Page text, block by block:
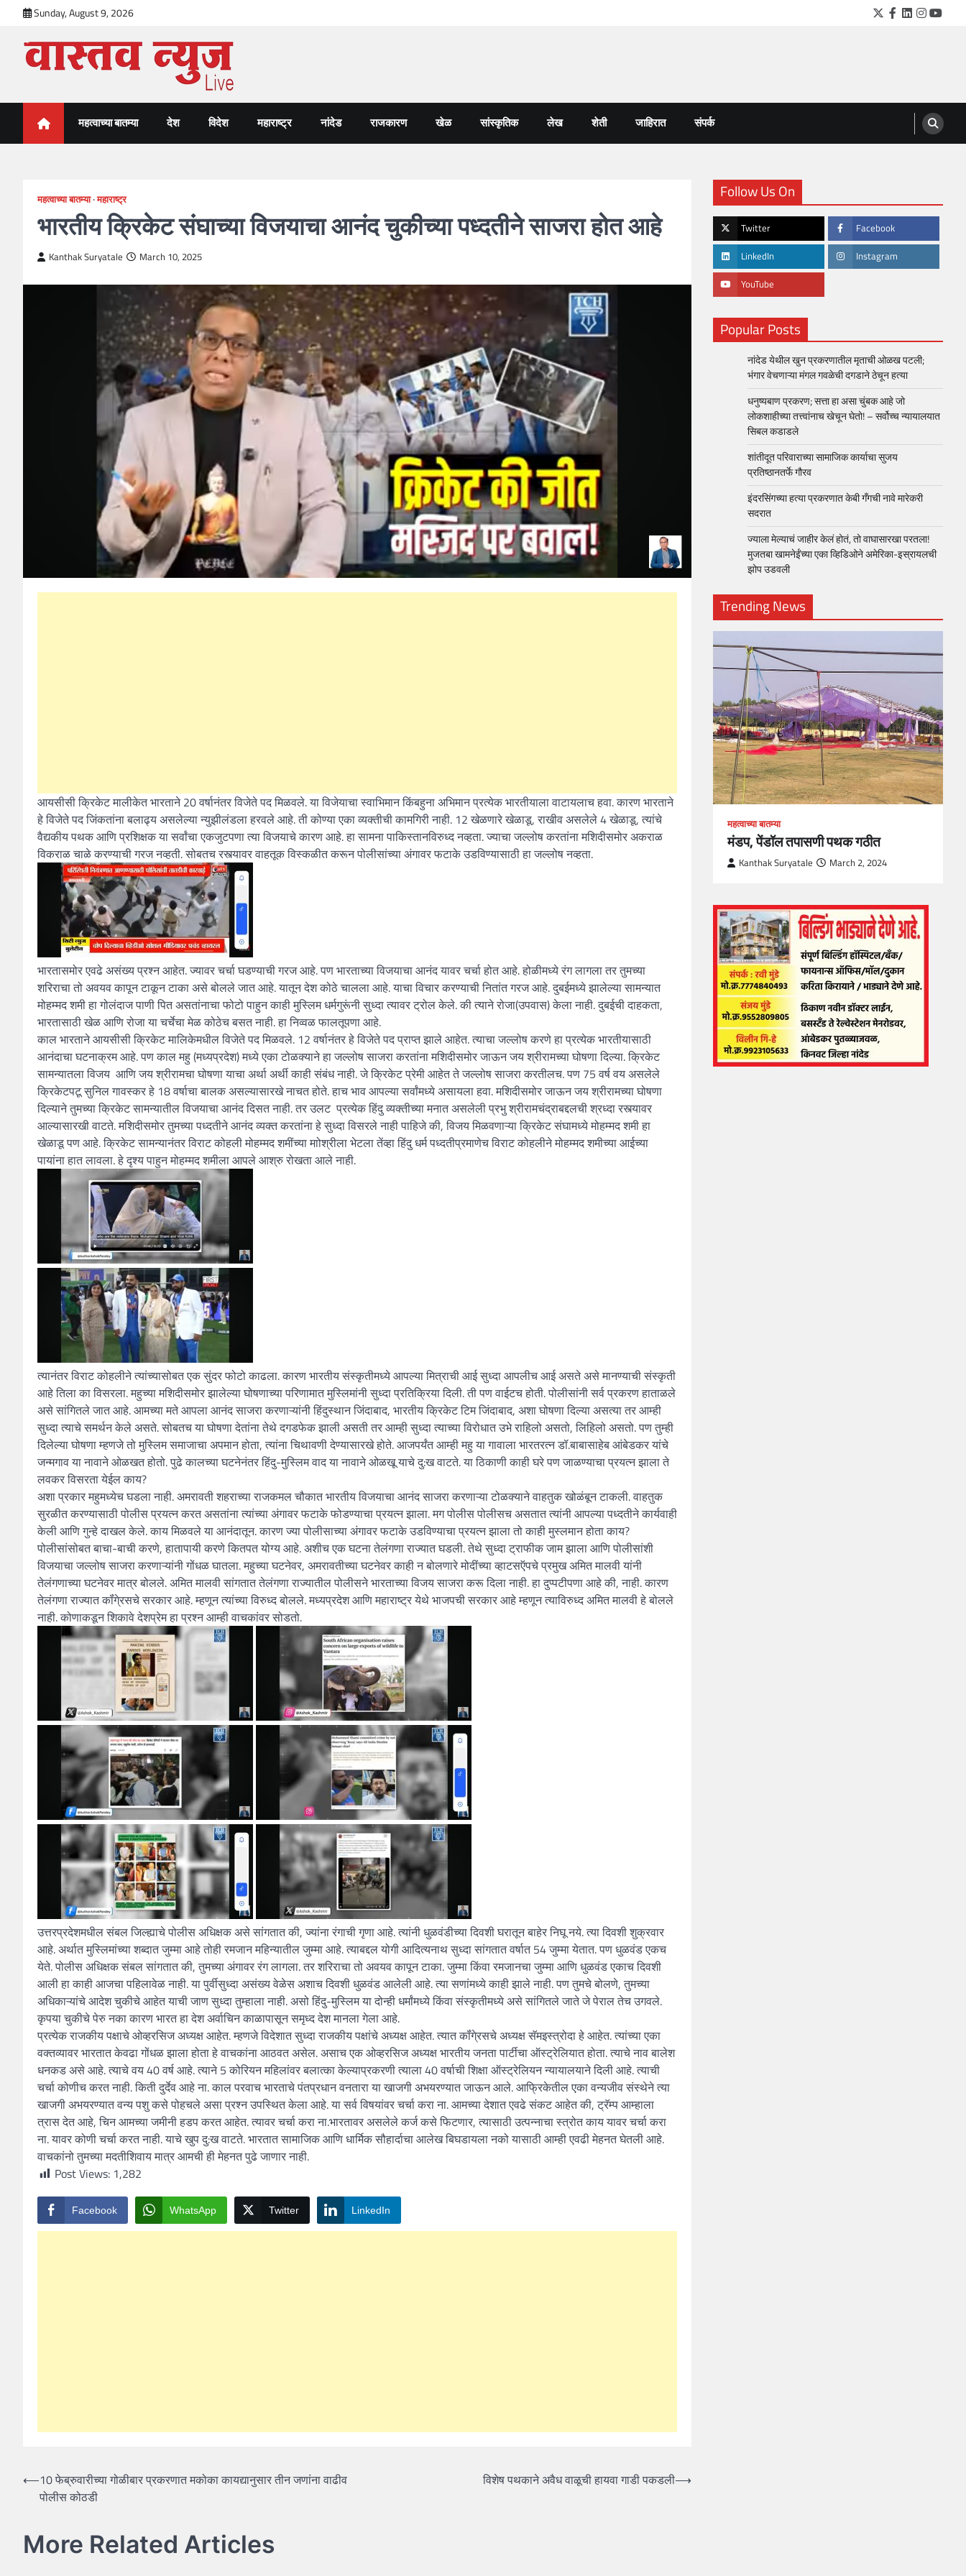
content
Sunday, August 9, 2026 Twitter
Facebook
LinkedIn
VastavNEWSLive.com
महत्वाच्या बातम्या देश विदेश महाराष्ट्र नांदेड राजकारण खेळ सांस्कृतिक लेख शेती जाहिरात संपर्क
महत्वाच्या बातम्या महाराष्ट्र
भारतीय क्रिकेट संघाच्या विजयाचा आनंद चुकीच्या पध्दतीने साजरा होत आहे
Kanthak Suryatale March 10, 2025
आयसीसी क्रिकेट मालीकेत भारताने 20 वर्षानंतर विजेते पद मिळवले. या विजेयाचा स्वाभिमान किंबहुना अभिमान प्रत्येक भारतीयाला वाटायलाच हवा. कारण भारताने
हे विजेते पद जिंकतांना बलाढ्य असलेल्या न्युझीलंडला हरवले आहे. ती कोण्या एका व्यक्तीची कामगिरी नाही. 12 खेळणारे खेळाडू, राखीव असलेले 4 खेळाडू, त्यांचे
वैद्यकीय पथक आणि प्रशिक्षक या सर्वांचा एकजुटपणा त्या विजयाचे कारण आहे. हा सामना पाकिस्तानविरुध्द नव्हता. ज्याचा जल्लोष करतांना मशिदीसमोर अकराळ
विकराळ चाळे करण्याची गरज नव्हती. सोबतच रस्त्यावर वाहतूक विस्कळीत करून पोलीसांच्या अंगावर फटाके उडविण्यासाठी हा जल्लोष नव्हता.
भारतासमोर एवढे असंख्य प्रश्न आहेत. ज्यावर चर्चा घडण्याची गरज आहे. पण भारताच्या विजयाचा आनंद यावर चर्चा होत आहे. होळीमध्ये रंग लागला तर तुमच्या
शरिराचा तो अवयव कापून टाकून टाका असे बोलले जात आहे. यातून देश कोठे चालला आहे. याचा विचार करण्याची नितांत गरज आहे. दुबईमध्ये झालेल्या सामन्यात
मोहम्मद शमी हा गोलंदाज पाणी पित असतांनाचा फोटो पाहुन काही मुस्लिम धर्मगुरूंनी सुध्दा त्यावर ट्रोल केले. की त्याने रोजा(उपवास) केला नाही. दुबईची दाहकता,
भारतासाठी खेळ आणि रोजा या चर्चेचा मेळ कोठेच बसत नाही. हा निव्वळ फालतूपणा आहे.
काल भारताने आयसीसी क्रिकेट मालिकेमधील विजेते पद मिळवले. 12 वर्षानंतर हे विजेते पद प्राप्त झाले आहेत. त्याचा जल्लोष करणे हा प्रत्येक भारतीयासाठी
आनंदाचा घटनाक्रम आहे. पण काल महु (मध्यप्रदेश) मध्ये एका टोळक्याने हा जल्लोष साजरा करतांना मशिदीसमोर जाऊन जय श्रीरामच्या घोषणा दिल्या. क्रिकेट
सामन्यातला विजय आणि जय श्रीरामचा घोषणा याचा अर्था अर्थी काही संबंध नाही. जे क्रिकेट प्रेमी आहेत ते जल्लोष साजरा करतीलच. पण 75 वर्ष वय असलेले
क्रिकेटपटू सुनिल गावस्कर हे 18 वर्षाचा बालक असल्यासारखे नाचत होते. हाच भाव आपल्या सर्वांमध्ये असायला हवा. मशिदीसमोर जाऊन जय श्रीरामच्या घोषणा
दिल्याने तुमच्या क्रिकेट सामन्यातील विजयाचा आनंद दिसत नाही. तर उलट प्रत्येक हिंदु व्यक्तीच्या मनात असलेली प्रभु श्रीरामचंद्राबद्दलची श्रध्दा रस्त्यावर
आल्यासारखी वाटते. मशिदीसमोर तुमच्या पध्दतीने आनंद व्यक्त करतांना हे सुध्दा विसरले नाही पाहिजे की, विजय मिळवणाऱ्या क्रिकेट संघामध्ये मोहम्मद शमी हा
खेळाडू पण आहे. क्रिकेट सामन्यानंतर विराट कोहली मोहम्मद शमींच्या माोश्रीला भेटला तेंव्हा हिंदु धर्म पध्दतीप्रमाणेच विराट कोहलीने मोहम्मद शमीच्या आईच्या
पायांना हात लावला. हे दृश्य पाहुन मोहम्मद शमीला आपले आश्रु रोखता आले नाही.
त्यानंतर विराट कोहलीने त्यांच्यासोबत एक सुंदर फोटो काढला. कारण भारतीय संस्कृतीमध्ये आपल्या मित्राची आई सुध्दा आपलीच आई असते असे मानण्याची संस्कृती
आहे तिला का विसरला. महुच्या मशिदीसमोर झालेल्या घोषणाच्या परिणामात मुस्लिमांनी सुध्दा प्रतिक्रिया दिली. ती पण वाईटच होती. पोलीसांनी सर्व प्रकरण हाताळले
असे सांगितले जात आहे. आमच्या मते आपला आनंद साजरा करणाऱ्यांनी हिंदुस्थान जिंदाबाद, भारतीय क्रिकेट टिम जिंदाबाद, अशा घोषणा दिल्या असत्या तर आम्ही
सुध्दा त्याचे समर्थन केले असते. सोबतच या घोषणा देतांना तेथे दगडफेक झाली असती तर आम्ही सुध्दा त्याच्या विरोधात उभे राहिलो असतो, लिहिलो असतो. पण तुम्ही
दिलेल्या घोषणा म्हणजे तो मुस्लिम समाजाचा अपमान होता, त्यांना चिथावणी देण्यासारखे होते. आजपर्यंत आम्ही महु या गावाला भारतरत्न डॉ.बाबासाहेब आंबेडकर यांचे
जन्मगाव या नावाने ओळखत होतो. पुढे कालच्या घटनेनंतर हिंदु-मुस्लिम वाद या नावाने ओळखू याचे दु:ख वाटते. या ठिकाणी काही घरे पण जाळण्याचा प्रयत्न झाला ते
लवकर विसरता येईल काय?
अशा प्रकार महुमध्येच घडला नाही. अमरावती शहराच्या राजकमल चौकात भारतीय विजयाचा आनंद साजरा करणाऱ्या टोळक्याने वाहतुक खोळंबून टाकली. वाहतुक
सुरळीत करण्यासाठी पोलीस प्रयत्न करत असतांना त्यांच्या अंगावर फटाके फोडण्याचा प्रयत्न झाला. मग पोलीस पोलीसच असतात त्यांनी आपल्या पध्दतीने कार्यवाही
केली आणि गुन्हे दाखल केले. काय मिळवले या आनंदातून. कारण ज्या पोलीसाच्या अंगावर फटाके उडविण्याचा प्रयत्न झाला तो काही मुस्लमान होता काय?
पोलीसांसोबत बाचा-बाची करणे, हातापायी करणे कितपत योग्य आहे. अशीच एक घटना तेलंगणा राज्यात घडली. तेथे सुध्दा ट्राफीक जाम झाला आणि पोलीसांशी
विजयाचा जल्लोष साजरा करणाऱ्यांनी गोंधळ घातला. महुच्या घटनेवर, अमरावतीच्या घटनेवर काही न बोलणारे मोदींच्या व्हाटसऍपचे प्रमुख अमित मालवी यांनी
तेलंगणाच्या घटनेवर मात्र बोलले. अमित मालवी सांगतात तेलंगणा राज्यातील पोलीसने भारताच्या विजय साजरा करू दिला नाही. हा दुप्पटीपणा आहे की, नाही. कारण
तेलंगणा राज्यात कॉंगे्रसचे सरकार आहे. म्हणून त्यांच्या विरुध्द बोलले. मध्यप्रदेश आणि महाराष्ट्र येथे भाजपची सरकार आहे म्हणून त्याविरुध्द अमित मालवी हे बोलले
नाही. कोणाकडून शिकावे देशप्रेम हा प्रश्न आम्ही वाचकांवर सोडतो.
उत्तरप्रदेशमधील संबल जिल्ह्याचे पोलीस अधिक्षक असे सांगतात की, ज्यांना रंगाची गृणा आहे. त्यांनी धुळवंडीच्या दिवशी घरातून बाहेर निघू नये. त्या दिवशी शुक्रवार
आहे. अर्थात मुस्लिमांच्या शब्दात जुम्मा आहे तोही रमजान महिन्यातील जुम्मा आहे. त्याबद्दल योगी आदित्यनाथ सुध्दा सांगतात वर्षात 54 जुम्मा येतात. पण धुळवंड एकच
येते. पोलीस अधिक्षक संबल सांगतात की, तुमच्या अंगावर रंग लागला. तर शरिराचा तो अवयव कापून टाका. जुम्मा किंवा रमजानचा जुम्मा आणि धुळवंड एकाच दिवशी
आली हा काही आजचा पहिलावेळ नाही. या पुर्वीसुध्दा असंख्य वेळेस अशाच दिवशी धुळवंड आलेली आहे. त्या सणांमध्ये काही झाले नाही. पण तुमचे बोलणे, तुमच्या
अधिकाऱ्यांचे आदेश चुकीचे आहेत याची जाण सुध्दा तुम्हाला नाही. असो हिंदु-मुस्लिम या दोन्ही धर्मांमध्ये किंवा संस्कृतीमध्ये असे सांगितले जाते जे पेराल तेच उगवले.
कृपया चुकीचे पेरु नका कारण भारत हा देश अर्वाचिन काळापासून समृध्द देश मानला गेला आहे.
प्रत्येक राजकीय पक्षाचे ओव्हरसिज अध्यक्ष आहेत. म्हणजे विदेशात सुध्दा राजकीय पक्षांचे अध्यक्ष आहेत. त्यात कॉंगे्रसचे अध्यक्ष सॅमइस्त्रोदा हे आहेत. त्यांच्या एका
वक्तव्यावर भारतात केवढा गोंधळ झाला होता हे वाचकांना आठवत असेल. असाच एक ओव्हरसिज अध्यक्ष भारतीय जनता पार्टीचा ऑस्ट्रेलियात होता. त्याचे नाव बालेश
धनकड असे आहे. त्याचे वय 40 वर्ष आहे. त्याने 5 कोरियन महिलांवर बलात्का केल्याप्रकरणी त्याला 40 वर्षाची शिक्षा ऑस्ट्रेलियन न्यायालयाने दिली आहे. त्याची
चर्चा कोणीच करत नाही. किती दुर्देव आहे ना. काल परवाच भारताचे पंतप्रधान वनतारा या खाजगी अभयरण्यात जाऊन आले. आफ्रिकेतील एका वन्यजीव संस्थेने त्या
खाजगी अभयरण्यात वन्य पशु कसे पोहचले असा प्रश्न उपस्थित केला आहे. या सर्व विषयांवर चर्चा करा ना. आमच्या देशात एवढे संकट आहेत की, ट्रॅम्प आम्हाला
त्रास देत आहे, चिन आमच्या जमीनी हडप करत आहेत. त्यावर चर्चा करा ना.भारतावर असलेले कर्ज कसे फिटणार, त्यासाठी उत्पन्नाचा स्त्रोत काय यावर चर्चा करा
ना. यावर कोणी चर्चा करत नाही. याचे खुप दु:ख वाटते. भारतात सामाजिक आणि धार्मिक सौहार्दाचा आलेख बिघडायला नको यासाठी आम्ही एवढी मेहनत घेतली आहे.
वाचकांनो तुमच्या मदतीशिवाय मात्र आमची ही मेहनत पुढे जाणार नाही.
Post Views: 1,282
Facebook WhatsApp Twitter LinkedIn
Post
navigation
⟵10 फेब्रुवारीच्या गोळीबार प्रकरणात मकोका कायद्यानुसार तीन जणांना वाढीव
पोलीस कोठडी
विशेष पथकाने अवैध वाळूची हायवा गाडी पकडली⟶
More Related Articles
Follow Us On
Twitter Facebook
LinkedIn Instagram
YouTube
Popular Posts
नांदेड येथील खुन प्रकरणातील मृताची ओळख पटली;
भंगार वेचणाऱ्या मंगल गवळेची दगडाने ठेचून हत्या
धनुष्यबाण प्रकरण; सत्ता हा असा चुंबक आहे जो
लोकशाहीच्या तत्त्वांनाच खेचून घेतो! – सर्वोच्च न्यायालयात
सिबल कडाडले
शांतीदूत परिवाराच्या सामाजिक कार्याचा सुजय
प्रतिष्ठानतर्फे गौरव
इंदरसिंगच्या हत्या प्रकरणात केबी गँगची नावे मारेकरी
सदरात
ज्याला मेल्याचं जाहीर केलं होतं, तो वाघासारखा परतला!
मुजतबा खामनेईंच्या एका व्हिडिओने अमेरिका-इस्रायलची
झोप उडवली
Trending News
महत्वाच्या बातम्या
मंडप, पेंडॉल तपासणी पथक गठीत
Kanthak Suryatale March 2, 2024